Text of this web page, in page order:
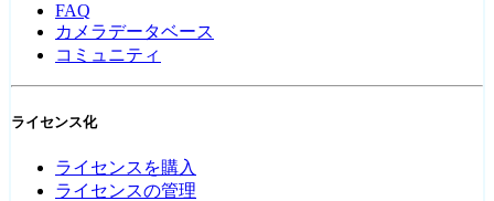
FAQ
カメラデータベース
コミュニティ
ライセンス化
ライセンスを購入
ライセンスの管理